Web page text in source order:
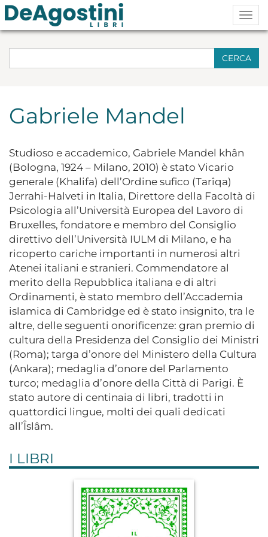
CERCA
Gabriele Mandel
Studioso e accademico, Gabriele Mandel khân
(Bologna, 1924 – Milano, 2010) è stato Vicario
generale (Khalifa) dell’Ordine sufico (Tarîqa)
Jerrahi-Halveti in Italia, Direttore della Facoltà di
Psicologia all’Università Europea del Lavoro di
Bruxelles, fondatore e membro del Consiglio
direttivo dell’Università IULM di Milano, e ha
ricoperto cariche importanti in numerosi altri
Atenei italiani e stranieri. Commendatore al
merito della Repubblica italiana e di altri
Ordinamenti, è stato membro dell’Accademia
islamica di Cambridge ed è stato insignito, tra le
altre, delle seguenti onorificenze: gran premio di
cultura della Presidenza del Consiglio dei Ministri
(Roma); targa d’onore del Ministero della Cultura
(Ankara); medaglia d’onore del Parlamento
turco; medaglia d’onore della Città di Parigi. È
stato autore di centinaia di libri, tradotti in
quattordici lingue, molti dei quali dedicati
all’Îslâm.
I LIBRI